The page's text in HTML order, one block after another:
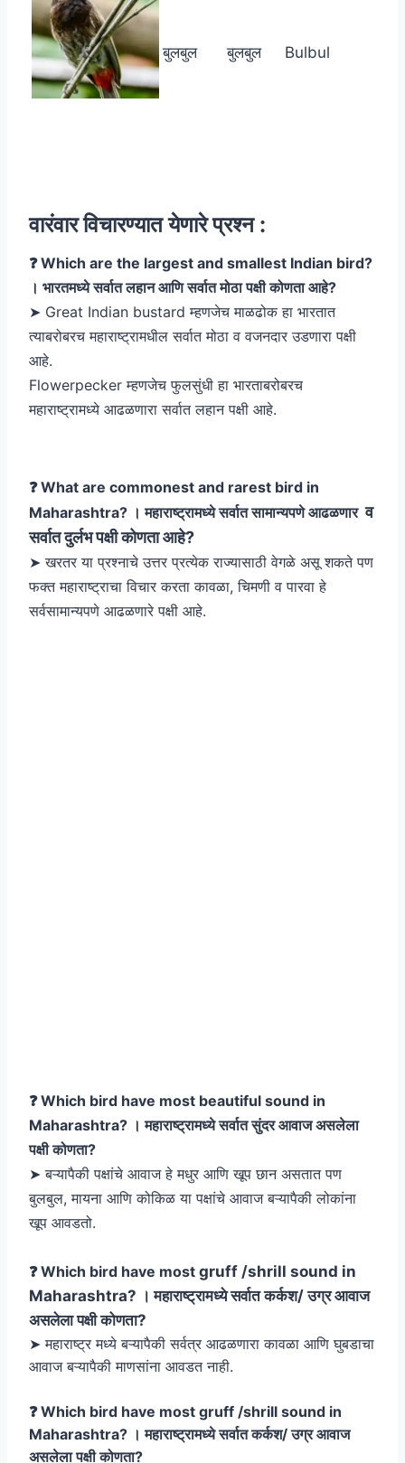
बुलबुल बुलबुल Bulbul
वारंवार विचारण्यात येणारे प्रश्न :
❓ Which are the largest and smallest Indian bird?
। भारतमध्ये सर्वात लहान आणि सर्वात मोठा पक्षी कोणता आहे?
➤ Great Indian bustard म्हणजेच माळढोक हा भारतात
त्याबरोबरच महाराष्ट्रामधील सर्वात मोठा व वजनदार उडणारा पक्षी
आहे.
Flowerpecker म्हणजेच फुलसुंधी हा भारताबरोबरच
महाराष्ट्रामध्ये आढळणारा सर्वात लहान पक्षी आहे.
❓ What are commonest and rarest bird in
Maharashtra? । महाराष्ट्रामध्ये सर्वात सामान्यपणे आढळणार व
सर्वात दुर्लभ पक्षी कोणता आहे?
➤ खरतर या प्रश्नाचे उत्तर प्रत्येक राज्यासाठी वेगळे असू शकते पण
फक्त महाराष्ट्राचा विचार करता कावळा, चिमणी व पारवा हे
सर्वसामान्यपणे आढळणारे पक्षी आहे.
❓ Which bird have most beautiful sound in
Maharashtra? । महाराष्ट्रामध्ये सर्वात सुंदर आवाज असलेला
पक्षी कोणता?
➤ बऱ्यापैकी पक्षांचे आवाज हे मधुर आणि खूप छान असतात पण
बुलबुल, मायना आणि कोकिळ या पक्षांचे आवाज बऱ्यापैकी लोकांना
खूप आवडतो.
❓ Which bird have most gruff /shrill sound in
Maharashtra? । महाराष्ट्रामध्ये सर्वातकर्कश/उग्र आवाज
असलेला पक्षी कोणता?
➤ महाराष्ट्र मध्ये बऱ्यापैकी सर्वत्र आढळणारा कावळा आणि घुबडाचा
आवाज बऱ्यापैकी माणसांना आवडत नाही.
❓ Which bird have most gruff /shrill sound in
Maharashtra? । महाराष्ट्रामध्ये सर्वातकर्कश/उग्र आवाज
असलेला पक्षी कोणता?